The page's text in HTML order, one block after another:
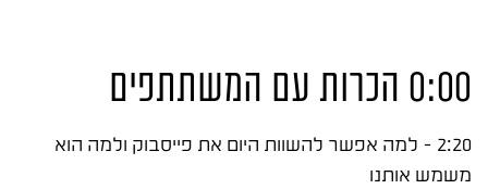
0:00 הכרות עם המשתתפים
2:20 – למה אפשר להשוות היום את פייסבוק ולמה הוא
משמש אותנו